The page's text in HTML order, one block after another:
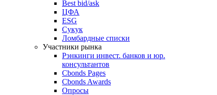
Best bid/ask
ЦФА
ESG
Сукук
Ломбардные списки
Участники рынка
Рэнкинги инвест. банков и юр.
консультантов
Cbonds Pages
Cbonds Awards
Опросы